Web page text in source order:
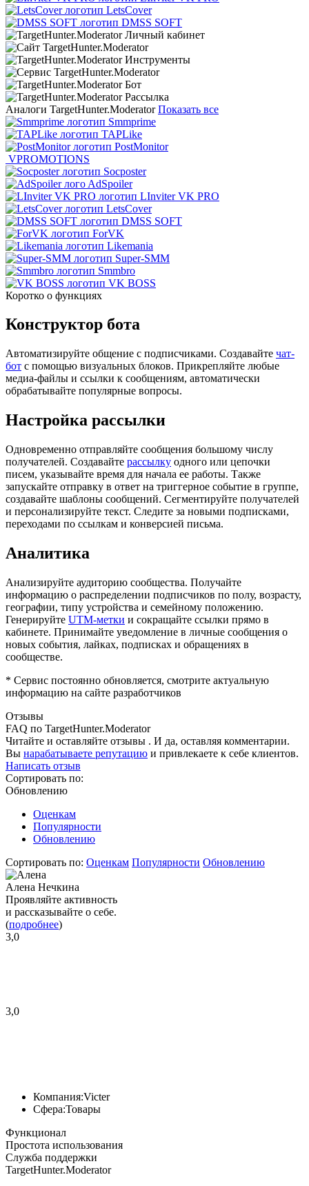
LetsCover
DMSS SOFT
Аналоги TargetHunter.Moderator Показать все
Smmprime
TAPLike
PostMonitor
VPROMOTIONS
Socposter
AdSpoiler
LInviter VK PRO
LetsCover
DMSS SOFT
ForVK
Likemania
Super-SMM
Smmbro
VK BOSS
Коротко о функциях
Конструктор бота
Автоматизируйте общение с подписчиками. Создавайте чат-
бот с помощью визуальных блоков. Прикрепляйте любые
медиа-файлы и ссылки к сообщениям, автоматически
обрабатывайте популярные вопросы.
Настройка рассылки
Одновременно отправляйте сообщения большому числу
получателей. Создавайте рассылку одного или цепочки
писем, указывайте время для начала ее работы. Также
запускайте отправку в ответ на триггерное событие в группе,
создавайте шаблоны сообщений. Сегментируйте получателей
и персонализируйте текст. Следите за новыми подписками,
переходами по ссылкам и конверсией письма.
Аналитика
Анализируйте аудиторию сообщества. Получайте
информацию о распределении подписчиков по полу, возрасту,
географии, типу устройства и семейному положению.
Генерируйте UTM-метки и сокращайте ссылки прямо в
кабинете. Принимайте уведомление в личные сообщения о
новых события, лайках, подписках и обращениях в
сообществе.
* Сервис постоянно обновляется, смотрите актуальную
информацию на сайте разработчиков
Отзывы
FAQ по TargetHunter.Moderator
Читайте и оставляйте отзывы . И да, оставляя комментарии.
Вы нарабатываете репутацию и привлекаете к себе клиентов.
Написать отзыв
Сортировать по:
Обновлению
Оценкам
Популярности
Обновлению
Сортировать по: Оценкам Популярности Обновлению
Алена Нечкина
Проявляйте активность
и рассказывайте о себе.
(подробнее)
3,0
3,0
Компания:Victer
Сфера:Товары
Функционал
Простота использования
Служба поддержки
TargetHunter.Moderator